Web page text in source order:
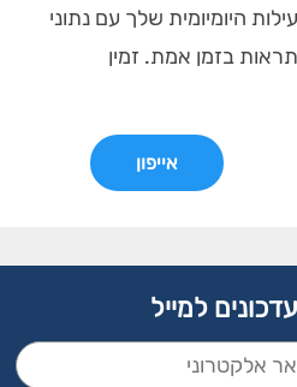
היומיומית שלך עם נתוני
בזמן אמת. זמין
אייפון
למייל